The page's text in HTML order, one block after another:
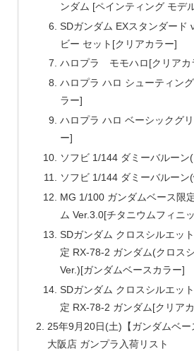
ンダム [ペインティング モデ
SDガンダム EXスタンダード
ビー セット[クリアカラー]
ハロプラ モモハロ[クリアカ
ハロプラ ハロ シューティン
ラー]
ハロプラ ハロ ベーシックグ
ー]
ソフビ 1/144 ダミーバルーン
ソフビ 1/144 ダミーバルーン
MG 1/100 ガンダムベース限
ム Ver.3.0[チタニウムフィニ
SDガンダム クロスシルエッ
定 RX-78-2 ガンダム(クロス
Ver.)[ガンダムベースカラー]
SDガンダム クロスシルエッ
定 RX-78-2 ガンダム[クリア
25年9月20日(土)【ガンダムベ
大阪店 ガンプラ入荷リスト